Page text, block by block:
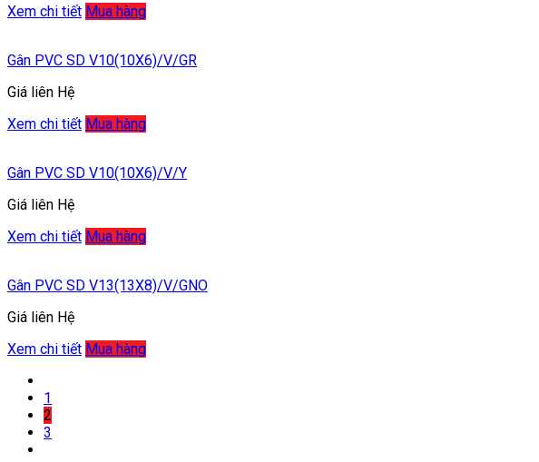
Xem chi tiết Mua hàng
Gân PVC SD V10(10X6)/V/GR
Giá liên Hệ
Xem chi tiết Mua hàng
Gân PVC SD V10(10X6)/V/Y
Giá liên Hệ
Xem chi tiết Mua hàng
Gân PVC SD V13(13X8)/V/GNO
Giá liên Hệ
Xem chi tiết Mua hàng
1
2
3